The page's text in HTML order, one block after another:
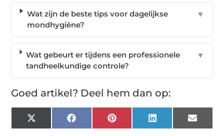
Wat zijn de beste tips voor dagelijkse
mondhygiëne?
▼
Wat gebeurt er tijdens een professionele
tandheelkundige controle?
▼
Goed artikel? Deel hem dan op:
X
(Twitter)
FacebookPinterest LinkedIn Email